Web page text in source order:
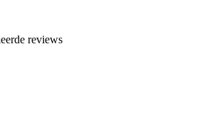
reviews